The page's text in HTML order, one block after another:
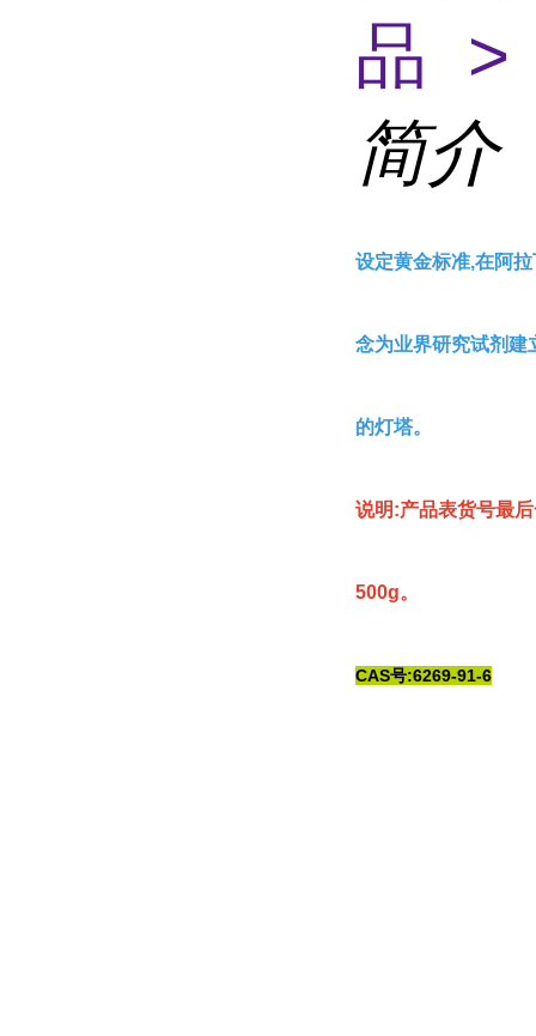
品 >
简介
设定黄金标准,在阿
念为业界研究试剂建
的灯塔。
说明:产品表货号最
500g。
CAS号:6269-91-6